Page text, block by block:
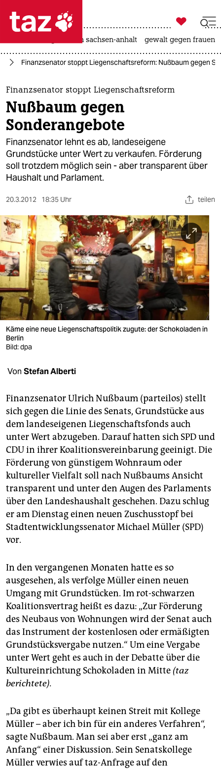
 taz zahl ich
taz zahl ich
themen
politik
öko
gesellschaft
kultur
sport
berlin
nord
wahrheit
verlag
verlag
veranstaltungen
shop
fragen & hilfe
abo
genossenschaft
epaper login

taz zahl ich
landtagswahl in sachsen-anhalt gewalt gegen frauen
Finanzsenator stoppt Liegenschaftsreform: Nußbaum gegen
Finanzsenator stoppt Liegenschaftsreform
Nußbaum gegen
Sonderangebote
Finanzsenator lehnt es ab, landeseigene
Grundstücke unter Wert zu verkaufen. Förderung
soll trotzdem möglich sein - aber transparent über
Haushalt und Parlament.
20.3.2012 18:35 Uhr teilen
Käme eine neue Liegenschaftspolitik zugute: der Schokoladen in
Berlin
Bild: dpa
Von Stefan Alberti
Finanzsenator Ulrich Nußbaum (parteilos) stellt
sich gegen die Linie des Senats, Grundstücke aus
dem landeseigenen Liegenschaftsfonds auch
unter Wert abzugeben. Darauf hatten sich SPD und
CDU in ihrer Koalitionsvereinbarung geeinigt. Die
Förderung von günstigem Wohnraum oder
kultureller Vielfalt soll nach Nußbaums Ansicht
transparent und unter den Augen des Parlaments
über den Landeshaushalt geschehen. Dazu schlug
er am Dienstag einen neuen Zuschusstopf bei
Stadtentwicklungssenator Michael Müller (SPD)
vor.
In den vergangenen Monaten hatte es so
ausgesehen, als verfolge Müller einen neuen
Umgang mit Grundstücken. Im rot-schwarzen
Koalitionsvertrag heißt es dazu: „Zur Förderung
des Neubaus von Wohnungen wird der Senat auch
das Instrument der kostenlosen oder ermäßigten
Grundstücksvergabe nutzen.“ Um eine Vergabe
unter Wert geht es auch in der Debatte über die
Kultureinrichtung Schokoladen in Mitte (taz
berichtete).
„Da gibt es überhaupt keinen Streit mit Kollege
Müller – aber ich bin für ein anderes Verfahren“,
sagte Nußbaum. Man sei aber erst „ganz am
Anfang“ einer Diskussion. Sein Senatskollege
Müller verwies auf taz-Anfrage auf den